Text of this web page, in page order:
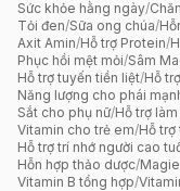
Sức khỏe hằng ngày/
Tỏi đen/Sữa ong chúa/
Axit Amin/Hỗ trợ Protein/
Phục hồi mệt mỏi/Sâm
Hỗ trợ tuyến tiền liệt/Hỗ
Năng lượng cho phái
Sắt cho phụ nữ/Hỗ trợ
Vitamin cho trẻ em/Hỗ trợ
Hỗ trợ trí nhớ người cao
Hỗn hợp thảo dược/Magie
Vitamin B tổng hợp/